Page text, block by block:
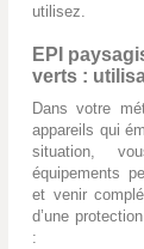
utilisez.
EPI
verts :
Dans votre
appareils qui
situation,
équipements
et venir
d’une
: